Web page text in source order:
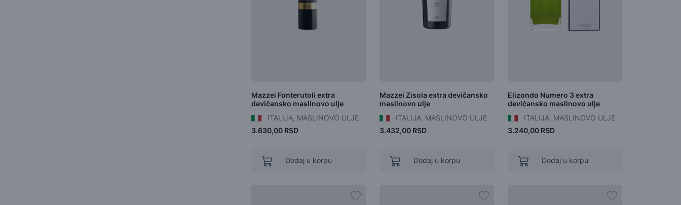
Mazzei Fonterutoli extra
devičansko maslinovo ulje
ITALIJA, MASLINOVO ULJE
3.630,00 RSD
Dodaj u korpu
Mazzei Zisola extra devičansko
maslinovo ulje
ITALIJA, MASLINOVO ULJE
3.432,00 RSD
Dodaj u korpu
Elizondo Numero 3 extra
devičansko maslinovo ulje
ITALIJA, MASLINOVO ULJE
3.240,00 RSD
Dodaj u korpu